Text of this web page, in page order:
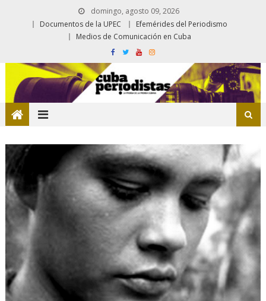
domingo, agosto 09, 2026
Documentos de la UPEC
Efemérides del Periodismo
Medios de Comunicación en Cuba